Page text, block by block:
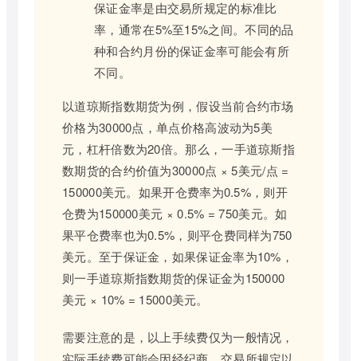
保证金率是由交易所规定的标准比
率，通常在5%至15%之间。不同的品
种和合约月份的保证金率可能会有所
不同。
以道琼斯指数期货为例，假设当前合约市场
价格为30000点，单点价格高波动为5美
元，杠杆倍数为20倍。那么，一手道琼斯指
数期货的合约价值为30000点 × 5美元/点 =
150000美元。如果开仓费率为0.5%，则开
仓费为150000美元 × 0.5% = 750美元。如
果平仓费率也为0.5%，则平仓费同样为750
美元。至于保证金，如果保证金率为10%，
则一手道琼斯指数期货的保证金为150000
美元 × 10% = 15000美元。
需要注意的是，以上手续费仅为一般情况，